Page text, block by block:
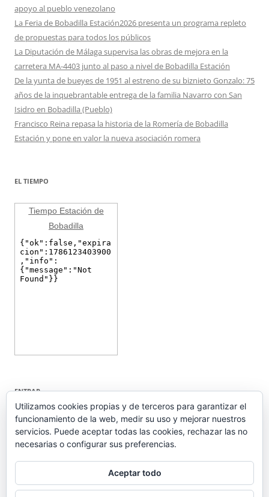
apoyo al pueblo venezolano
La Feria de Bobadilla Estación2026 presenta un programa repleto
de propuestas para todos los públicos
La Diputación de Málaga supervisa las obras de mejora en la
carretera MA-4403 junto al paso a nivel de Bobadilla Estación
De la yunta de bueyes de 1951 al estreno de su biznieto Gonzalo: 75
años de la inquebrantable entrega de la familia Navarro con San
Isidro en Bobadilla (Pueblo)
Francisco Reina repasa la historia de la Romería de Bobadilla
Estación y pone en valor la nueva asociación romera
EL TIEMPO
Tiempo Estación de
Bobadilla
ENTRAR
Acceder
Feed de entradas
Feed de comentarios
WordPress.org
Utilizamos cookies propias y de terceros para garantizar el
funcionamiento de la web, medir su uso y mejorar nuestros
servicios. Puede aceptar todas las cookies, rechazar las no
necesarias o configurar sus preferencias.
Aceptar todo